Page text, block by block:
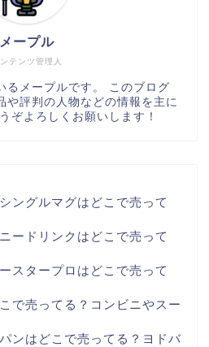
テンツ管理人
メープル
るメープルです。 このブログ
や評判の人物などの情報を主に
ぞよろしくお願いします！
ングルマグはどこで売って
ードリンクはどこで売って
スタープロはどこで売って
で売ってる？コンビニやスー
ンはどこで売ってる？ヨドバ